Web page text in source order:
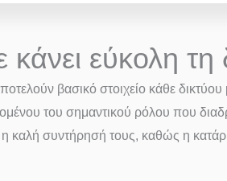
εύκολη
βασικό στοιχείο κάθε
του σημαντικού ρόλου που
η καλή συντήρησή τους, καθώς η